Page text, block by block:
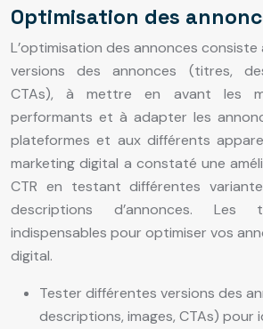
Optimisation des
L’optimisation des annonces
versions des annonces (titres,
CTAs), à mettre en avant les
performants et à adapter les
plateformes et aux différents
marketing digital a constaté une
CTR en testant différentes
descriptions d’annonces.
indispensables pour optimiser vos
digital.
Tester différentes versions des
descriptions, images, CTAs) pour